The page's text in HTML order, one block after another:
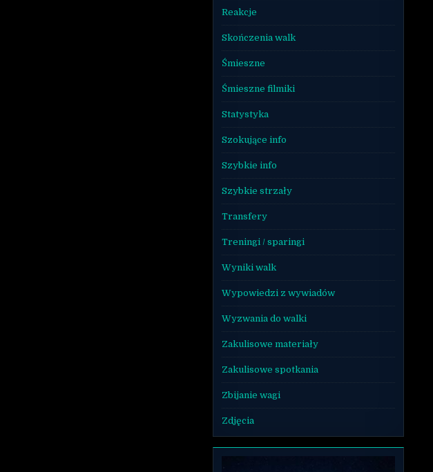
Reakcje
Skończenia walk
Śmieszne
Śmieszne filmiki
Statystyka
Szokujące info
Szybkie info
Szybkie strzały
Transfery
Treningi / sparingi
Wyniki walk
Wypowiedzi z wywiadów
Wyzwania do walki
Zakulisowe materiały
Zakulisowe spotkania
Zbijanie wagi
Zdjęcia